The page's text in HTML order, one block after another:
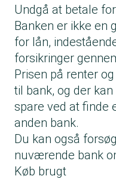
Undgå at betale
Banken er ikke en
for lån,
forsikringer
Prisen på renter
til bank, og der
spare ved at finde
anden bank.
Du kan også
nuværende bank
Køb brugt